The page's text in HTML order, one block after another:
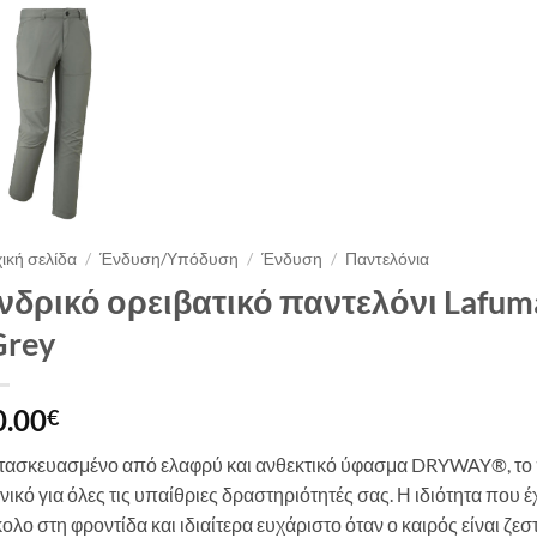
σελίδα / Ένδυση/Υπόδυση / Ένδυση / Παντελόνια
ορειβατικό παντελόνι
€
από ελαφρύ και ανθεκτικό ύφασμα DRYWAY®, το
για όλες τις υπαίθριες δραστηριότητές σας. Η ιδιότητα που
στη φροντίδα και ιδιαίτερα ευχάριστο όταν ο καιρός είναι